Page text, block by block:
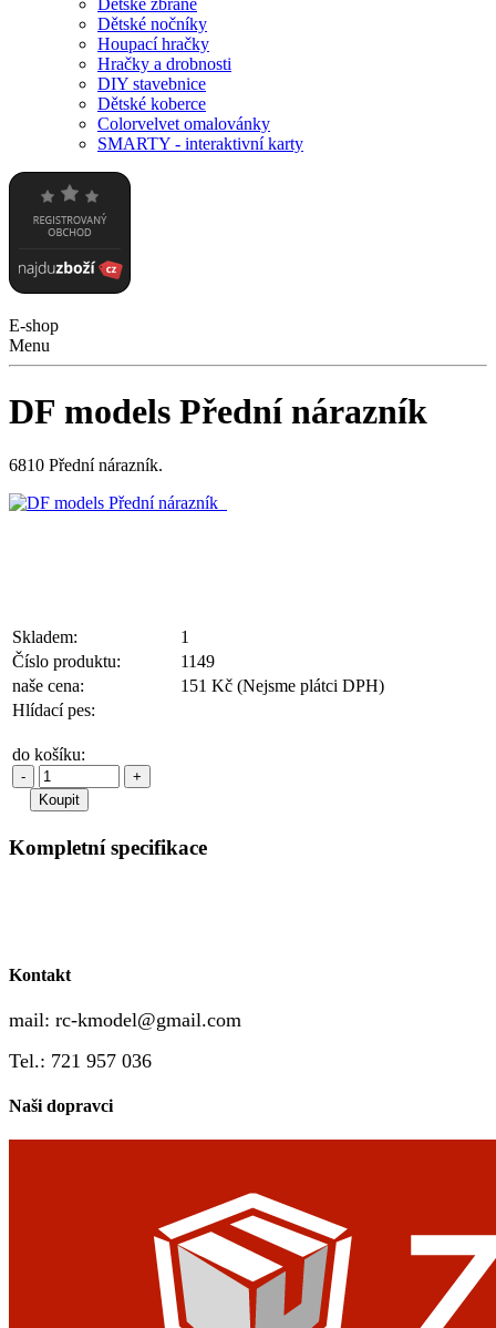
Dětské zbraně
Dětské nočníky
Houpací hračky
Hračky a drobnosti
DIY stavebnice
Dětské koberce
Colorvelvet omalovánky
SMARTY - interaktivní karty
E-shop
Menu
DF models Přední nárazník
6810 Přední nárazník.
Skladem:
1
Číslo produktu:
1149
naše cena:
151 Kč (Nejsme plátci DPH)
Hlídací pes:
do košíku:
- +
Kompletní specifikace
Kontakt
mail: rc-kmodel@gmail.com
Tel.: 721 957 036
Naši dopravci